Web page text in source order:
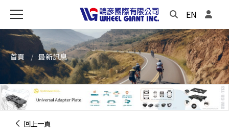
EN
首頁 最新訊息
回上一頁